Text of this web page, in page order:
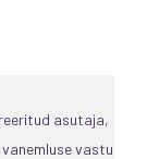
asutaja,
vastu